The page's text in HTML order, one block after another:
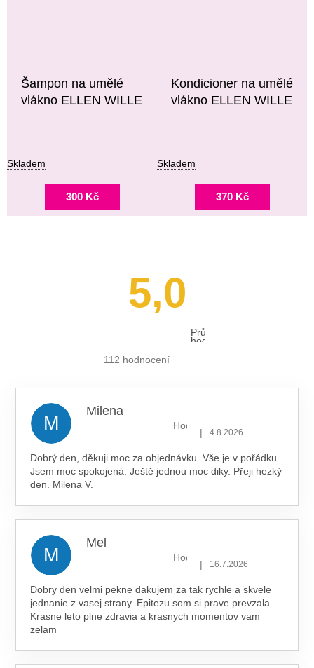
Šampon na umělé
vlákno ELLEN WILLE
Skladem
300 Kč
Kondicioner na umělé
vlákno ELLEN WILLE
Skladem
370 Kč
5,0
Průměrné
hodnocení
112 hodnocení
M
Milena
Hodnocení obchodu je 5 z 5
| 4.8.2026
Dobrý den, děkuji moc za objednávku. Vše je v pořádku.
Jsem moc spokojená. Ještě jednou moc diky. Přeji hezký
den. Milena V.
M
Mel
Hodnocení obchodu je 5 z 5
| 16.7.2026
Dobry den velmi pekne dakujem za tak rychle a skvele
jednanie z vasej strany. Epitezu som si prave prevzala.
Krasne leto plne zdravia a krasnych momentov vam
zelam